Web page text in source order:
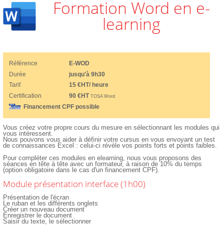
Formation Word en e-
learning
Référence
E-WOD
Durée
jusqu'à 9h30
Tarif
15 €HT/ heure
Certification
90 €HTTOSA Word
Financement CPF possible
Vous créez votre propre cours du mesure en sélectionnant les modules qui
vous intéressent.
Nous pouvons vous aider à définir votre cursus en vous envoyant un test
de connaissances Excel : celui-ci révèle vos points forts et points faibles.
Pour compléter ces modules en elearning, nous vous proposons des
séances en tête à tête avec un formateur, à raison de 10% du temps
(option obligatoire dans le cas d'un financement CPF).
Module présentation interface (1h00)
Présentation de l'écran
Le ruban et les différents onglets
Créer un nouveau document
Enregistrer le document
Saisir du texte, le sélectionner